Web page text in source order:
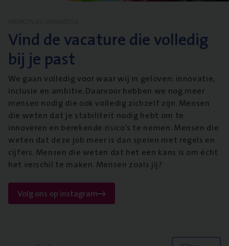
Vind de vacature die volledig
bij je past
We gaan volledig voor waar wij in geloven: innovatie,
inclusie en ambitie. Daarvoor hebben we nog meer
mensen nodig die ook volledig zichzelf zijn. Mensen
die weten dat je stabiliteit nodig hebt om te
innoveren en berekende risico’s te nemen. Mensen die
weten dat deze job meer is dan spelen met regels en
cijfers. Mensen die weten dat het een kans is om écht
het verschil te maken. Mensen zoals jij?
Volg ons op instagram